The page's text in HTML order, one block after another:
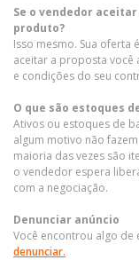
Se o vendedor
produto?
Isso mesmo. Sua oferta
aceitar a proposta
e condições do seu
O que são estoques
Ativos ou estoques de
algum motivo não
maioria das vezes são
o vendedor espera
com a negociação.
Denunciar anúncio
Você encontrou algo de
denunciar.